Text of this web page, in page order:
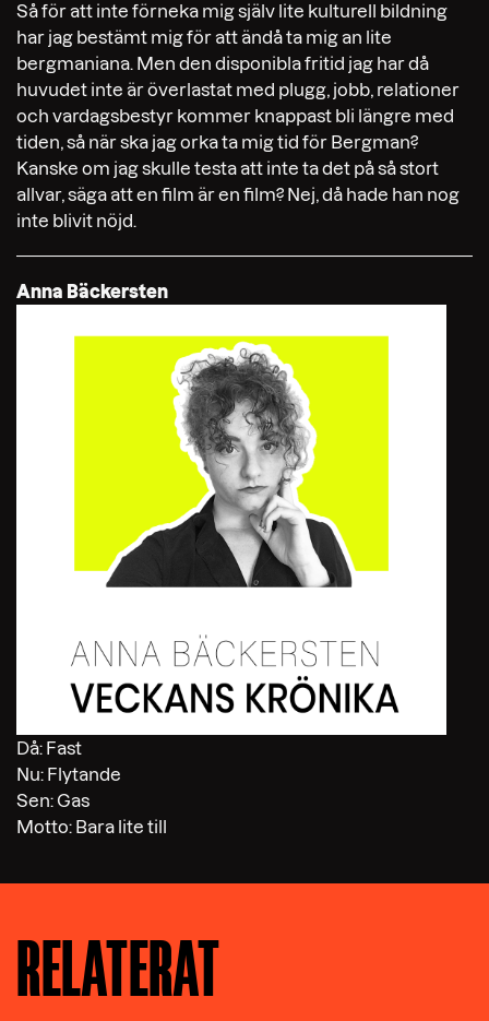
Så för att inte förneka mig själv lite kulturell bildning
har jag bestämt mig för att ändå ta mig an lite
bergmaniana. Men den disponibla fritid jag har då
huvudet inte är överlastat med plugg, jobb, relationer
och vardagsbestyr kommer knappast bli längre med
tiden, så när ska jag orka ta mig tid för Bergman?
Kanske om jag skulle testa att inte ta det på så stort
allvar, säga att en film är en film? Nej, då hade han nog
inte blivit nöjd.
Anna Bäckersten
Då: Fast
Nu: Flytande
Sen: Gas
Motto: Bara lite till
RELATERAT